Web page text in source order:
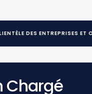
DES ENTREPRISES ET
Chargé